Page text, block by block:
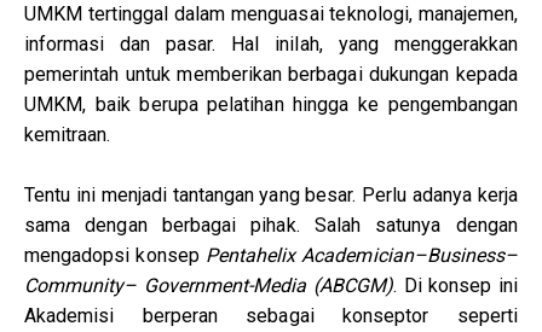
UMKM tertinggal dalam menguasai teknologi, manajemen,
informasi dan pasar. Hal inilah, yang menggerakkan
pemerintah untuk memberikan berbagai dukungan kepada
UMKM, baik berupa pelatihan hingga ke pengembangan
kemitraan.
Tentu ini menjadi tantangan yang besar. Perlu adanya kerja
sama dengan berbagai pihak. Salah satunya dengan
mengadopsi konsep Pentahelix Academician–Business–
Community– Government-Media (ABCGM). Di konsep ini
Akademisi berperan sebagai konseptor seperti